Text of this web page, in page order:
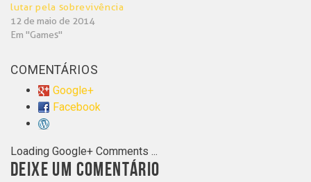
lutar pela sobrevivência
12 de maio de 2014
Em "Games"
COMENTÁRIOS
Google+
Facebook
Loading Google+ Comments ...
DEIXE UM COMENTÁRIO